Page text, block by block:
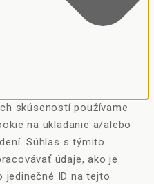
skúseností používame
na ukladanie a/alebo
Súhlas s týmito
údaje, ako je
jedinečné ID na tejto